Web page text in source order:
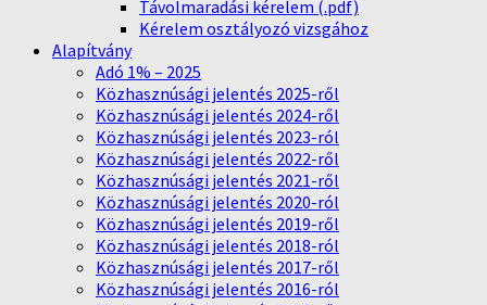
Távolmaradási kérelem (.pdf)
Kérelem osztályozó vizsgához
Alapítvány
Adó 1% – 2025
Közhasznúsági jelentés 2025-ről
Közhasznúsági jelentés 2024-ről
Közhasznúsági jelentés 2023-ról
Közhasznúsági jelentés 2022-ről
Közhasznúsági jelentés 2021-ről
Közhasznúsági jelentés 2020-ról
Közhasznúsági jelentés 2019-ről
Közhasznúsági jelentés 2018-ról
Közhasznúsági jelentés 2017-ről
Közhasznúsági jelentés 2016-ról